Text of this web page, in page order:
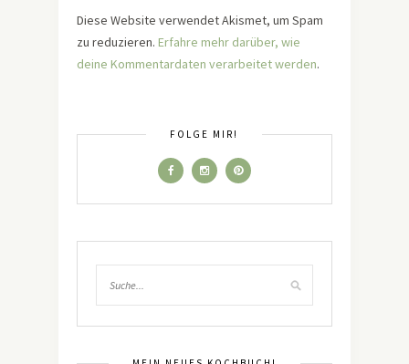
Diese Website verwendet Akismet, um Spam
zu reduzieren. Erfahre mehr darüber, wie
deine Kommentardaten verarbeitet werden.
FOLGE MIR!